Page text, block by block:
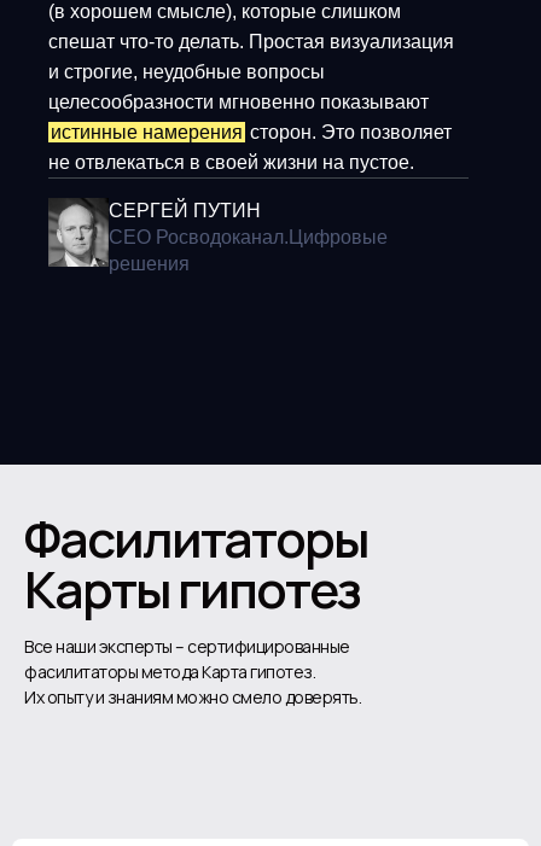
СЕРГЕЙ ПУТИН
CEO Росводоканал.Цифровые
решения
(в хорошем смысле), которые слишком
спешат что-то делать. Простая визуализация
и строгие, неудобные вопросы
целесообразности мгновенно показывают
истинные намерения сторон. Это позволяет
не отвлекаться в своей жизни на пустое.
Все наши эксперты – сертифицированные
фасилитаторы метода Карта гипотез.
Их опыту и знаниям можно смело доверять.
Фасилитаторы
Карты гипотез